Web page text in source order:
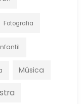
Fotografia
Música